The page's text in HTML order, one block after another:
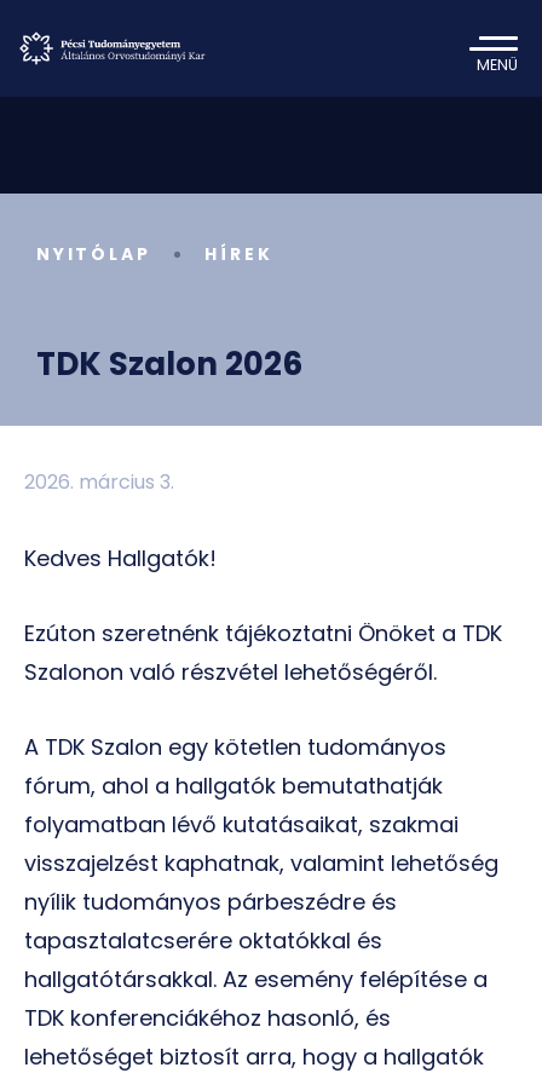
MENÜ
NYITÓLAP HÍREK
TDK Szalon 2026
2026. március 3.
Kedves Hallgatók!
Ezúton szeretnénk tájékoztatni Önöket a TDK
Szalonon való részvétel lehetőségéről.
A TDK Szalon egy kötetlen tudományos
fórum, ahol a hallgatók bemutathatják
folyamatban lévő kutatásaikat, szakmai
visszajelzést kaphatnak, valamint lehetőség
nyílik tudományos párbeszédre és
tapasztalatcserére oktatókkal és
hallgatótársakkal. Az esemény felépítése a
TDK konferenciákéhoz hasonló, és
lehetőséget biztosít arra, hogy a hallgatók